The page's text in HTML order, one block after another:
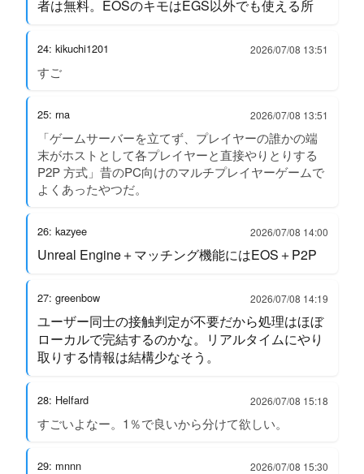
者は無料。EOSのキモはEGS以外でも使える所
24: kikuchi1201 2026/07/08 13:51
すご
25: rna 2026/07/08 13:51
「ゲームサーバーを立てず、プレイヤーの誰かの端
末がホストとして各プレイヤーと直接やりとりする
P2P 方式」昔のPC向けのマルチプレイヤーゲームで
よくあったやつだ。
26: kazyee 2026/07/08 14:00
Unreal Engine＋マッチング機能にはEOS＋P2P
27: greenbow 2026/07/08 14:19
ユーザー同士の接触判定が不要だから処理はほぼ
ローカルで完結するのかな。リアルタイムにやり
取りする情報は結構少なそう。
28: Helfard 2026/07/08 15:18
すごいよなー。1％で良いから分けて欲しい。
29: mnnn 2026/07/08 15:30